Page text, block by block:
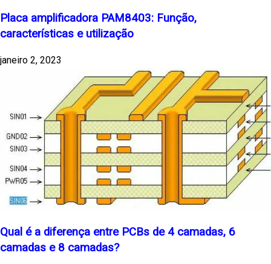
Placa amplificadora PAM8403: Função,
características e utilização
janeiro 2, 2023
Qual é a diferença entre PCBs de 4 camadas, 6
camadas e 8 camadas?